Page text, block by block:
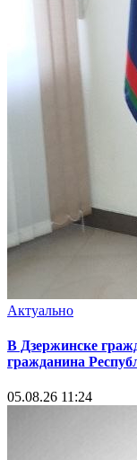
Актуально
В Дзержинске
гражданина
05.08.26 11:24